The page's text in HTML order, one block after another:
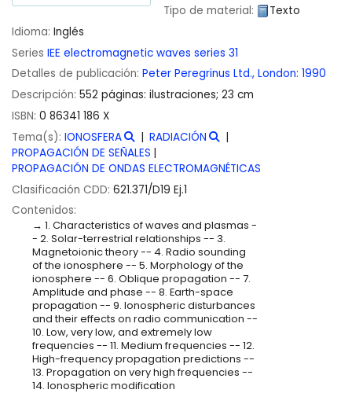
Tipo de material:
Texto
Idioma: Inglés
Series IEE electromagnetic waves series 31
Detalles de publicación: Peter Peregrinus Ltd., London: 1990
Descripción: 552 páginas: ilustraciones; 23 cm
ISBN: 0 86341 186 X
Tema(s): IONOSFERA
RADIACIÓN
PROPAGACIÓN DE SEÑALES
PROPAGACIÓN DE ONDAS ELECTROMAGNÉTICAS
Clasificación CDD: 621.371/D19 Ej.1
Contenidos:
1. Characteristics of waves and plasmas -
- 2. Solar-terrestrial relationships -- 3.
Magnetoionic theory -- 4. Radio sounding
of the ionosphere -- 5. Morphology of the
ionosphere -- 6. Oblique propagation -- 7.
Amplitude and phase -- 8. Earth-space
propagation -- 9. Ionospheric disturbances
and their effects on radio communication --
10. Low, very low, and extremely low
frequencies -- 11. Medium frequencies -- 12.
High-frequency propagation predictions --
13. Propagation on very high frequencies --
14. Ionospheric modification